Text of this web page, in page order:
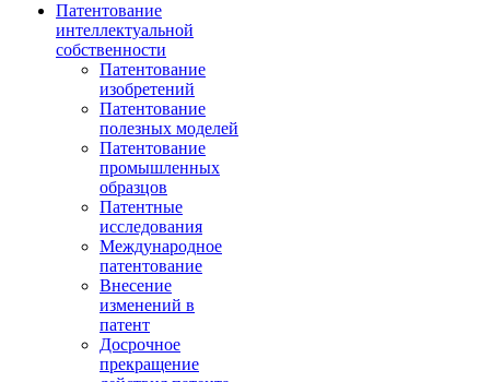
Патентование
интеллектуальной
собственности
Патентование
изобретений
Патентование
полезных моделей
Патентование
промышленных
образцов
Патентные
исследования
Международное
патентование
Внесение
изменений в
патент
Досрочное
прекращение